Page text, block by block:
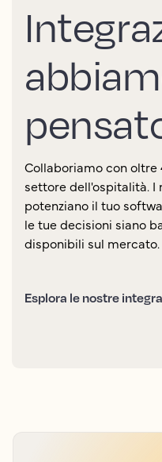
Collaboriamo con
settore dell'ospitalità.
potenziano il tuo
le tue decisioni siano
disponibili sul mercato.
Esplora le nostre